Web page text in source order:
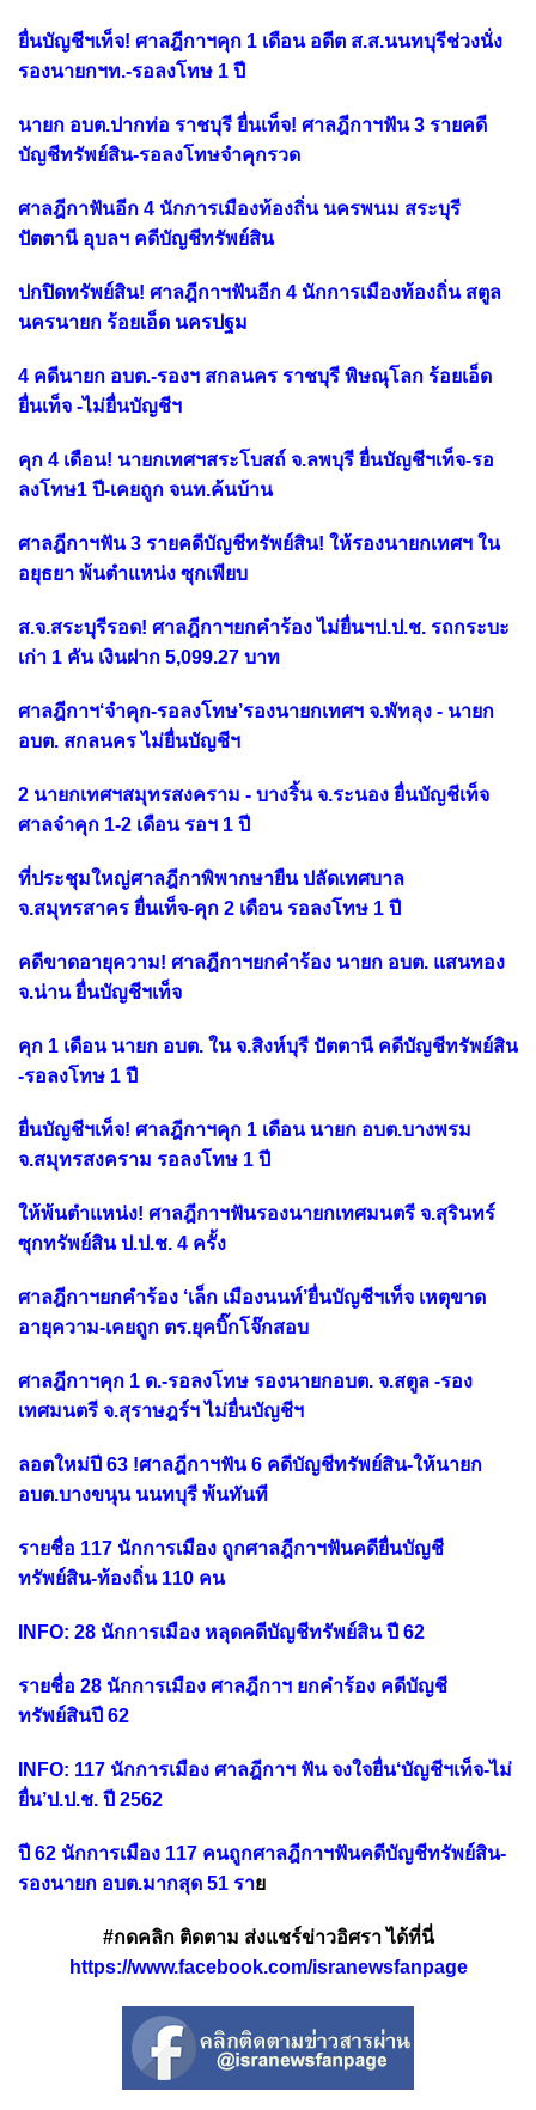
ยื่นบัญชีฯเท็จ! ศาลฎีกาฯคุก 1 เดือน อดีต ส.ส.นนทบุรีช่วงนั่ง
รองนายกฯท.-รอลงโทษ 1 ปี
นายก อบต.ปากท่อ ราชบุรี ยื่นเท็จ! ศาลฎีกาฯฟัน 3 รายคดี
บัญชีทรัพย์สิน-รอลงโทษจำคุกรวด
ศาลฎีกาฟันอีก 4 นักการเมืองท้องถิ่น นครพนม สระบุรี
ปัตตานี อุบลฯ คดีบัญชีทรัพย์สิน
ปกปิดทรัพย์สิน! ศาลฎีกาฯฟันอีก 4 นักการเมืองท้องถิ่น สตูล
นครนายก ร้อยเอ็ด นครปฐม
4 คดีนายก อบต.-รองฯ สกลนคร ราชบุรี พิษณุโลก ร้อยเอ็ด
ยื่นเท็จ -ไม่ยื่นบัญชีฯ
คุก 4 เดือน! นายกเทศฯสระโบสถ์ จ.ลพบุรี ยื่นบัญชีฯเท็จ-รอ
ลงโทษ1 ปี-เคยถูก จนท.ค้นบ้าน
ศาลฎีกาฯฟัน 3 รายคดีบัญชีทรัพย์สิน! ให้รองนายกเทศฯ ใน
อยุธยา พ้นตำแหน่ง ซุกเพียบ
ส.จ.สระบุรีรอด! ศาลฎีกาฯยกคำร้อง ไม่ยื่นฯป.ป.ช. รถกระบะ
เก่า 1 คัน เงินฝาก 5,099.27 บาท
ศาลฎีกาฯ‘จำคุก-รอลงโทษ’รองนายกเทศฯ จ.พัทลุง - นายก
อบต. สกลนคร ไม่ยื่นบัญชีฯ
2 นายกเทศฯสมุทรสงคราม - บางริ้น จ.ระนอง ยื่นบัญชีเท็จ
ศาลจำคุก 1-2 เดือน รอฯ 1 ปี
ที่ประชุมใหญ่ศาลฎีกาพิพากษายืน ปลัดเทศบาล
จ.สมุทรสาคร ยื่นเท็จ-คุก 2 เดือน รอลงโทษ 1 ปี
คดีขาดอายุความ! ศาลฎีกาฯยกคำร้อง นายก อบต. แสนทอง
จ.น่าน ยื่นบัญชีฯเท็จ
คุก 1 เดือน นายก อบต. ใน จ.สิงห์บุรี ปัตตานี คดีบัญชีทรัพย์สิน
-รอลงโทษ 1 ปี
ยื่นบัญชีฯเท็จ! ศาลฎีกาฯคุก 1 เดือน นายก อบต.บางพรม
จ.สมุทรสงคราม รอลงโทษ 1 ปี
ให้พ้นตำแหน่ง! ศาลฎีกาฯฟันรองนายกเทศมนตรี จ.สุรินทร์
ซุกทรัพย์สิน ป.ป.ช. 4 ครั้ง
ศาลฎีกาฯยกคำร้อง ‘เล็ก เมืองนนท์’ยื่นบัญชีฯเท็จ เหตุขาด
อายุความ-เคยถูก ตร.ยุคบิ๊กโจ๊กสอบ
ศาลฎีกาฯคุก 1 ด.-รอลงโทษ รองนายกอบต. จ.สตูล -รอง
เทศมนตรี จ.สุราษฎร์ฯ ไม่ยื่นบัญชีฯ
ลอตใหม่ปี 63 !ศาลฎีกาฯฟัน 6 คดีบัญชีทรัพย์สิน-ให้นายก
อบต.บางขนุน นนทบุรี พ้นทันที
รายชื่อ 117 นักการเมือง ถูกศาลฎีกาฯฟันคดียื่นบัญชี
ทรัพย์สิน-ท้องถิ่น 110 คน
INFO: 28 นักการเมือง หลุดคดีบัญชีทรัพย์สิน ปี 62
รายชื่อ 28 นักการเมือง ศาลฎีกาฯ ยกคำร้อง คดีบัญชี
ทรัพย์สินปี 62
INFO: 117 นักการเมือง ศาลฎีกาฯ ฟัน จงใจยื่น‘บัญชีฯเท็จ-ไม่
ยื่น’ป.ป.ช. ปี 2562
ปี 62 นักการเมือง 117 คนถูกศาลฎีกาฯฟันคดีบัญชีทรัพย์สิน-
รองนายก อบต.มากสุด 51 ราย
#กดคลิก ติดตาม ส่งแชร์ข่าวอิศรา ได้ที่นี่
https://www.facebook.com/isranewsfanpage